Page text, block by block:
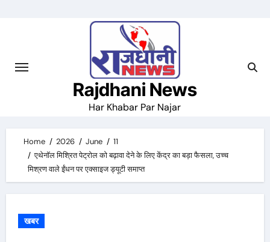
Rajdhani News
Har Khabar Par Najar
Home 2026 June
11
एथेनॉल मिश्रित पेट्रोल को बढ़ावा देने के लिए केंद्र का बड़ा फैसला, उच्च
मिश्रण वाले ईंधन पर एक्साइज ड्यूटी समाप्त
खबर